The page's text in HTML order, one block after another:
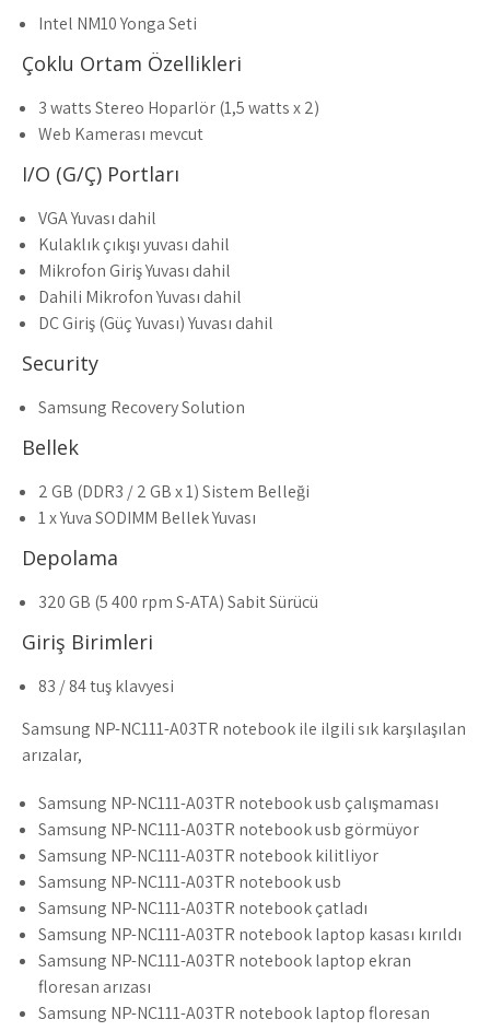
Intel NM10 Yonga Seti
Çoklu Ortam Özellikleri
3 watts Stereo Hoparlör (1,5 watts x 2)
Web Kamerası mevcut
I/O (G/Ç) Portları
VGA Yuvası dahil
Kulaklık çıkışı yuvası dahil
Mikrofon Giriş Yuvası dahil
Dahili Mikrofon Yuvası dahil
DC Giriş (Güç Yuvası) Yuvası dahil
Security
Samsung Recovery Solution
Bellek
2 GB (DDR3 / 2 GB x 1) Sistem Belleği
1 x Yuva SODIMM Bellek Yuvası
Depolama
320 GB (5 400 rpm S-ATA) Sabit Sürücü
Giriş Birimleri
83 / 84 tuş klavyesi
Samsung NP-NC111-A03TR notebook ile ilgili sık karşılaşılan
arızalar,
Samsung NP-NC111-A03TR notebook usb çalışmaması
Samsung NP-NC111-A03TR notebook usb görmüyor
Samsung NP-NC111-A03TR notebook kilitliyor
Samsung NP-NC111-A03TR notebook usb
Samsung NP-NC111-A03TR notebook çatladı
Samsung NP-NC111-A03TR notebook laptop kasası kırıldı
Samsung NP-NC111-A03TR notebook laptop ekran
floresan arızası
Samsung NP-NC111-A03TR notebook laptop floresan